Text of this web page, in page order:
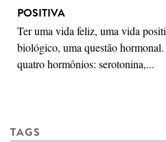
POSITIVA
Ter uma vida feliz, uma vida
biológico, uma questão
quatro hormônios: serotonina,...
TAGS